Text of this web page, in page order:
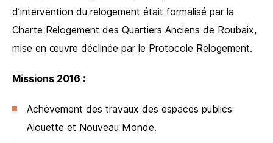
d’intervention du relogement était formalisé par la
Charte Relogement des Quartiers Anciens de Roubaix,
mise en œuvre déclinée par le Protocole Relogement.
Missions 2016 :
Achèvement des travaux des espaces publics
Alouette et Nouveau Monde.